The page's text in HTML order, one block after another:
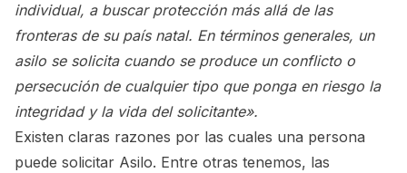
individual, a buscar protección más allá de las
fronteras de su país natal. En términos generales, un
asilo se solicita cuando se produce un conflicto o
persecución de cualquier tipo que ponga en riesgo la
integridad y la vida del solicitante».
Existen claras razones por las cuales una persona
puede solicitar Asilo. Entre otras tenemos, las